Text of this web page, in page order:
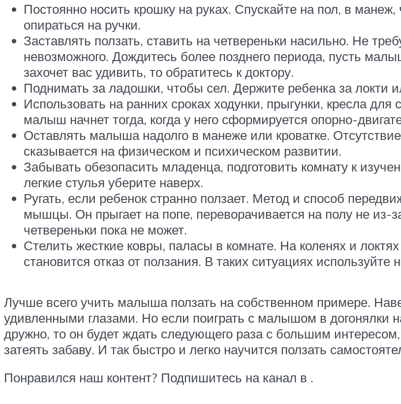
Постоянно носить крошку на руках. Спускайте на пол, в
опираться на ручки.
Заставлять ползать, ставить на четвереньки насильно. Не
невозможного. Дождитесь более позднего периода, пусть
захочет вас удивить, то обратитесь к доктору.
Поднимать за ладошки, чтобы сел. Держите ребенка за локти
Использовать на ранних сроках ходунки, прыгунки, кресла для
малыш начнет тогда, когда у него сформируется опорно-
Оставлять малыша надолго в манеже или кроватке.
сказывается на физическом и психическом развитии.
Забывать обезопасить младенца, подготовить комнату к
легкие стулья уберите наверх.
Ругать, если ребенок странно ползает. Метод и способ
мышцы. Он прыгает на попе, переворачивается на полу не из-
четвереньки пока не может.
Стелить жесткие ковры, паласы в комнате. На коленях и
становится отказ от ползания. В таких ситуациях используйте
Лучше всего учить малыша ползать на собственном примере.
удивленными глазами. Но если поиграть с малышом в догонялки
дружно, то он будет ждать следующего раза с большим
затеять забаву. И так быстро и легко научится ползать
Понравился наш контент? Подпишитесь на канал в .